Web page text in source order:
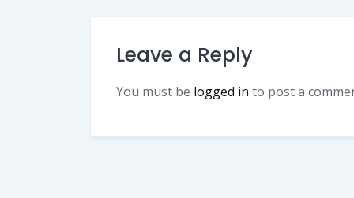
Leave a Reply
You must be logged in to post a